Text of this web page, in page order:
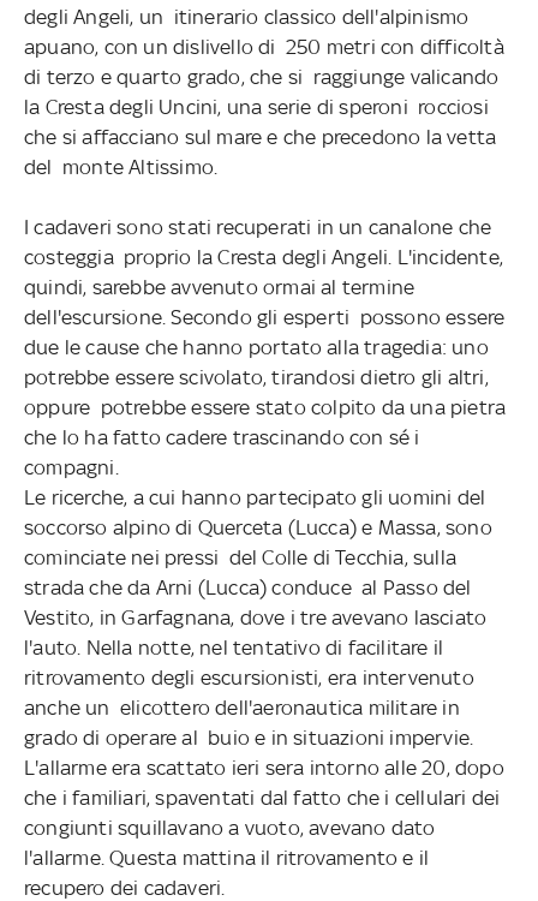
degli Angeli, un itinerario classico dell'alpinismo
apuano, con un dislivello di 250 metri con difficoltà
di terzo e quarto grado, che si raggiunge valicando
la Cresta degli Uncini, una serie di speroni rocciosi
che si affacciano sul mare e che precedono la vetta
del monte Altissimo.
I cadaveri sono stati recuperati in un canalone che
costeggia proprio la Cresta degli Angeli. L'incidente,
quindi, sarebbe avvenuto ormai al termine
dell'escursione. Secondo gli esperti possono essere
due le cause che hanno portato alla tragedia: uno
potrebbe essere scivolato, tirandosi dietro gli altri,
oppure potrebbe essere stato colpito da una pietra
che lo ha fatto cadere trascinando con sé i
compagni.
Le ricerche, a cui hanno partecipato gli uomini del
soccorso alpino di Querceta (Lucca) e Massa, sono
cominciate nei pressi del Colle di Tecchia, sulla
strada che da Arni (Lucca) conduce al Passo del
Vestito, in Garfagnana, dove i tre avevano lasciato
l'auto. Nella notte, nel tentativo di facilitare il
ritrovamento degli escursionisti, era intervenuto
anche un elicottero dell'aeronautica militare in
grado di operare al buio e in situazioni impervie.
L'allarme era scattato ieri sera intorno alle 20, dopo
che i familiari, spaventati dal fatto che i cellulari dei
congiunti squillavano a vuoto, avevano dato
l'allarme. Questa mattina il ritrovamento e il
recupero dei cadaveri.